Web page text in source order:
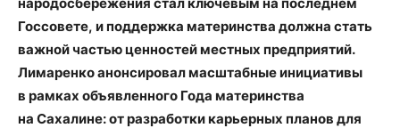
Госсовете, и поддержка материнства должна стать
важной частью ценностей местных предприятий.
Лимаренко анонсировал масштабные инициативы
в рамках объявленного Года материнства
на Сахалине: от разработки карьерных планов для